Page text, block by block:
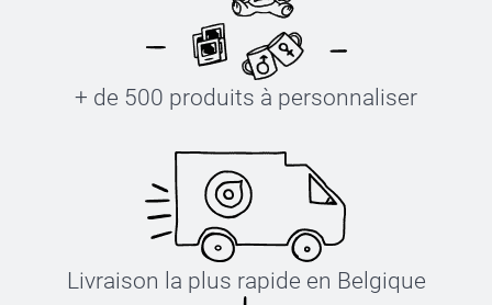
+ de 500 produits à personnaliser
Livraison la plus rapide en Belgique